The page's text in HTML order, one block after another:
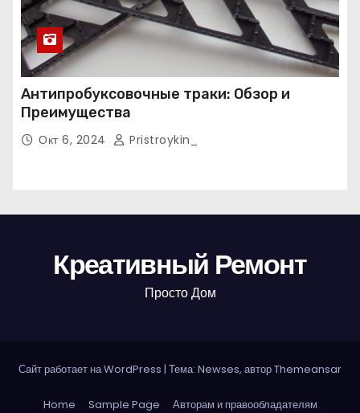
Антипробуксовочные траки: Обзор и
Преимущества
Окт 6, 2024 Pristroykin_
Креативный Ремонт
Просто Дом
Сайт работает на WordPress | Тема: Newses, авторThemeansar
Home Sample Page
Авторам и правообладателям